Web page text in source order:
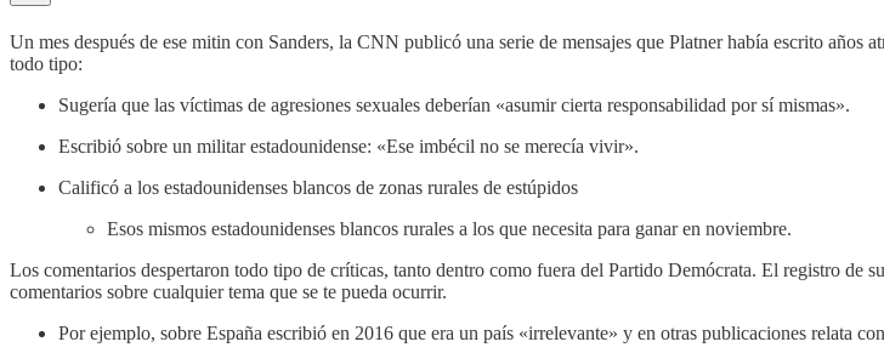
Un mes después de ese mitin con Sanders, la CNN publicó una serie de mensajes que Platner había escrito
todo tipo:
Sugería que las víctimas de agresiones sexuales deberían «asumir cierta responsabilidad por sí mismas».
Escribió sobre un militar estadounidense: «Ese imbécil no se merecía vivir».
Calificó a los estadounidenses blancos de zonas rurales de estúpidos
Esos mismos estadounidenses blancos rurales a los que necesita para ganar en noviembre.
Los comentarios despertaron todo tipo de críticas, tanto dentro como fuera del Partido Demócrata. El registro de
comentarios sobre cualquier tema que se te pueda ocurrir.
Por ejemplo, sobre España escribió en 2016 que era un país «irrelevante» y en otras publicaciones relata